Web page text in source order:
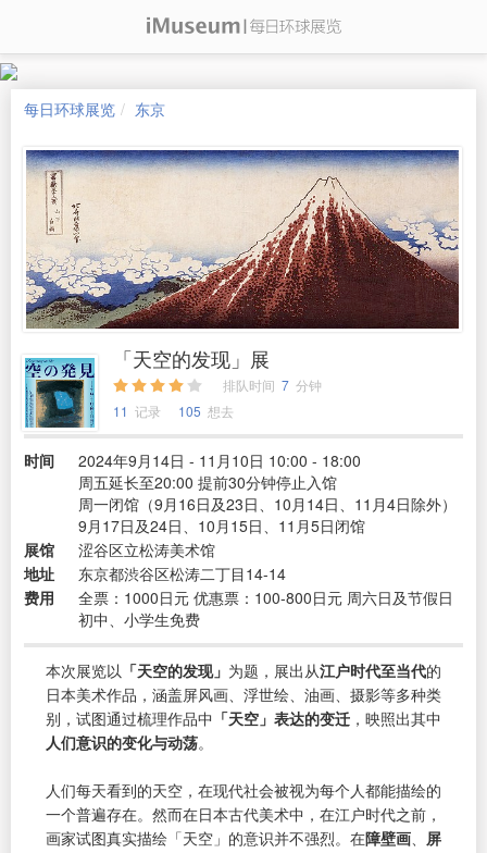
每日环球展览 东京
「天空的发现」展
排队时间 7 分钟
11 记录 105 想去
时间
2024年9月14日 - 11月10日 10:00 - 18:00
周五延长至20:00 提前30分钟停止入馆
周一闭馆（9月16日及23日、10月14日、11月4日除外）
9月17日及24日、10月15日、11月5日闭馆
展馆
涩谷区立松涛美术馆
地址
东京都渋谷区松涛二丁目14-14
费用
全票：1000日元 优惠票：100-800日元 周六日及节假日
初中、小学生免费
本次展览以 「天空的发现」 为题，展出从江户时代至当代的
日本美术作品，涵盖屏风画、浮世绘、油画、摄影等多种类
别，试图通过梳理作品中 「天空」表达的变迁 ，映照出其中
人们意识的变化与动荡。
人们每天看到的天空，在现代社会被视为每个人都能描绘的
一个普遍存在。然而在日本古代美术中，在江户时代之前，
画家试图真实描绘「天空」的意识并不强烈。在障壁画
屏